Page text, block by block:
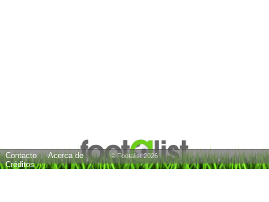
Contacto
Acerca de
Créditos
© Footalist 2026